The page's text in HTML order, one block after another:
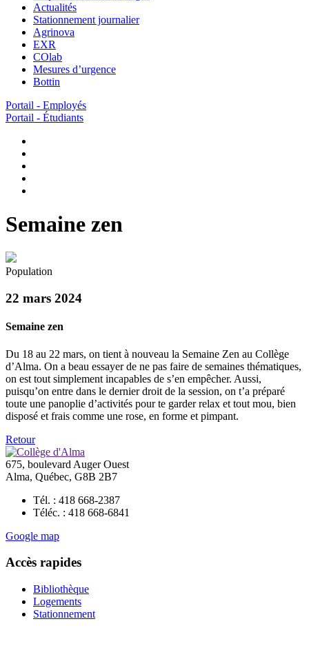
Actualités
Stationnement journalier
Agrinova
EXR
COlab
Mesures d’urgence
Bottin
Portail - Employés
Portail - Étudiants
Semaine zen
Population
22 mars 2024
Semaine zen
Du 18 au 22 mars, on tient à nouveau la Semaine Zen au Collège
d’Alma. On a beau essayer de ne pas faire de semaines thématiques,
on est tout simplement incapables de s’en empêcher. Aussi,
puisqu’on entre dans le dernier droit de la session, on t’a préparé
toute une panoplie d’activités pour te garder relax et tout mou, bien
disposé et frais comme une rose, en forme et pimpant.
Retour
675, boulevard Auger Ouest
Alma, Québec, G8B 2B7
Tél. : 418 668-2387
Téléc. : 418 668-6841
Google map
Accès rapides
Bibliothèque
Logements
Stationnement